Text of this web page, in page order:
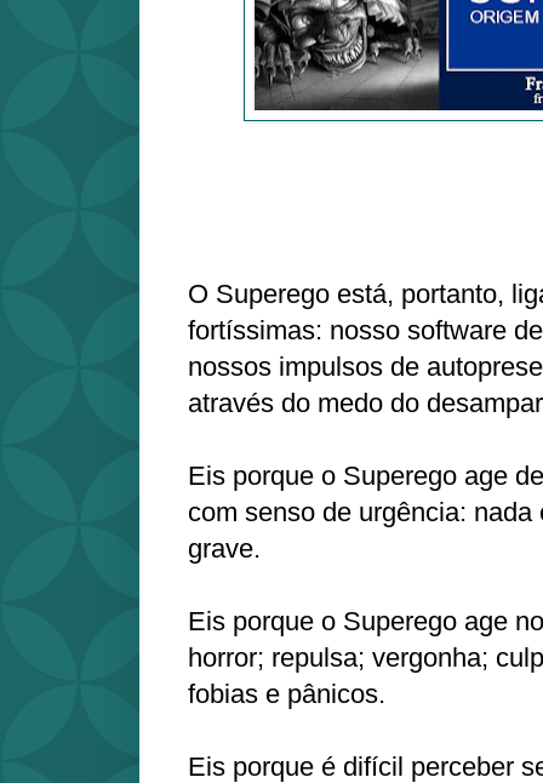
O Superego está, portanto,
fortíssimas: nosso software
nossos impulsos de
através do medo do
Eis porque o Superego age
com senso de urgência:
grave.
Eis porque o Superego age
horror; repulsa; vergonha;
fobias e pânicos.
Eis porque é difícil perceber